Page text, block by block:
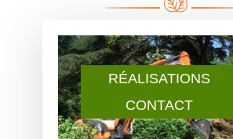
RÉALISATIONS
CONTACT